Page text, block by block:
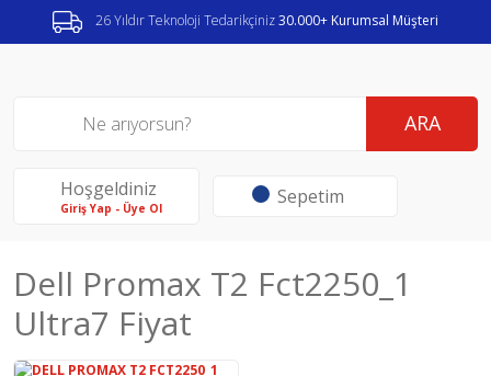
26 Yıldır Teknoloji Tedarikçiniz30.000+ Kurumsal Müşteri
ARA
Hoşgeldiniz
Giriş Yap - Üye Ol Sepetim
Dell Promax T2 Fct2250_1
Ultra7 Fiyat